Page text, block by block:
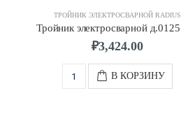
ТРОЙНИК ЭЛЕКТРОСВАРНОЙ RADIUS
₽3,424.00
В КОРЗИНУ